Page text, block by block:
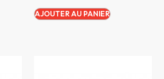
AJOUTER AU PANIER